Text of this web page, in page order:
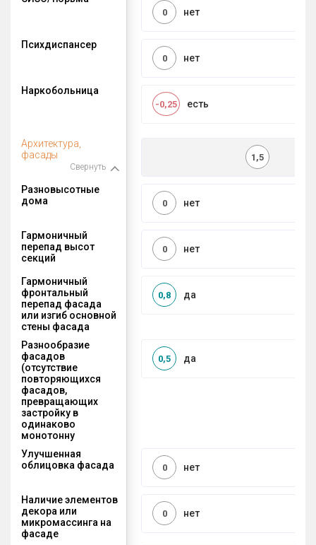
нет
0
Психдиспансер
нет
0
Наркобольница
есть
-0,25
Архитектура,
фасады
Свернуть
1,5
Разновысотные
дома
нет
0
Гармоничный
перепад высот
секций
нет
0
Гармоничный
фронтальный
перепад фасада
или изгиб основной
стены фасада
да
0,8
Разнообразие
фасадов
(отсутствие
повторяющихся
фасадов,
превращающих
застройку в
одинаково
монотонну
да
0,5
Улучшенная
облицовка фасада
нет
0
Наличие элементов
декора или
микромассинга на
фасаде
нет
0